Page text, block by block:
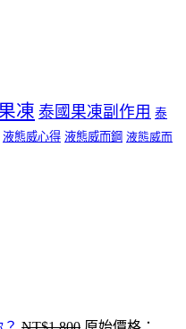
凍 泰國果凍副作用 泰
液態威心得 液態威而鋼 液態威而